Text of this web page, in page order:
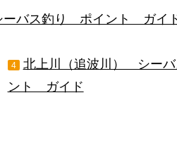
ーバス釣り ポイント ガイ
4
北上川（追波川） シー
ント ガイド